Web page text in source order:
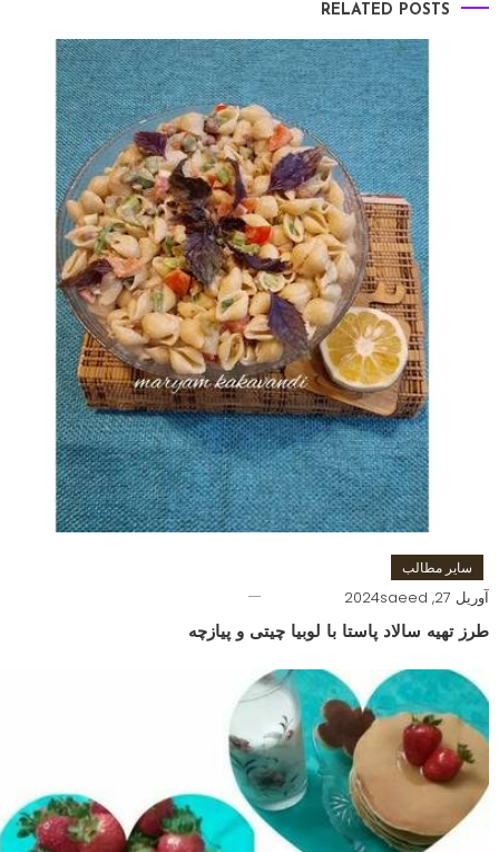
RELATED POSTS
سایر مطالب
آوریل 27, 2024 saeed
طرز تهیه سالاد پاستا با لوبیا چیتی و پیازچه